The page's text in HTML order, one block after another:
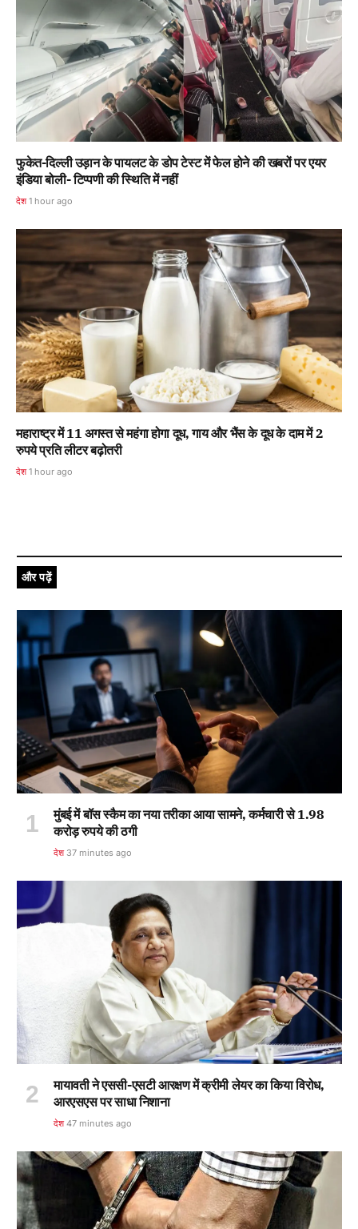
फुकेत-दिल्ली उड़ान के पायलट के डोप टेस्ट में फेल होने की खबरों पर एयर
इंडिया बोली- टिप्पणी की स्थिति में नहीं
देश 1 hour ago
महाराष्ट्र में 11 अगस्त से महंगा होगा दूध, गाय और भैंस के दूध के दाम में 2
रुपये प्रति लीटर बढ़ोतरी
देश 1 hour ago
और पढ़ें
मुंबई में बॉस स्कैम का नया तरीका आया सामने, कर्मचारी से 1.98
करोड़ रुपये की ठगी
देश 37 minutes ago
मायावती ने एससी-एसटी आरक्षण में क्रीमी लेयर का किया विरोध,
आरएसएस पर साधा निशाना
देश 47 minutes ago